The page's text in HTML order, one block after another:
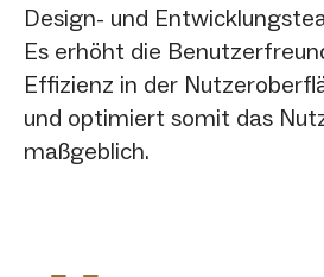
Design- und
Es erhöht die
Effizienz in der
und optimiert somit das
maßgeblich.